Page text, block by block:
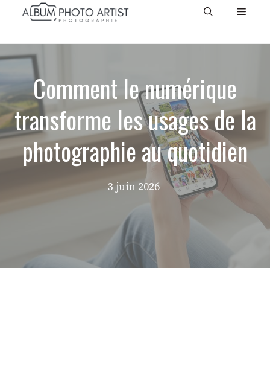
Aller
contenu
Menu
Comment le numérique
transforme les usages de la
photographie au quotidien
3 juin 2026